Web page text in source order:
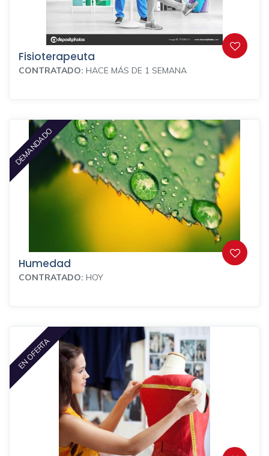
Fisioterapeuta
CONTRATADO: HACE MÁS DE 1 SEMANA
DEMANDADO
Humedad
CONTRATADO: HOY
EN OFERTA